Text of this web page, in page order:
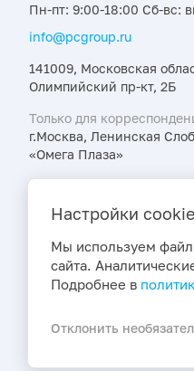
Пн-пт: 9:00-18:00 Сб-вс:
info@pcgroup.ru
141009, Московская
Олимпийский пр-кт, 2Б
Только для
г.Москва, Ленинская
«Омега Плаза»
акциях и новостях
Настройки cookie
Мы используем
сайта.
Подробнее в
Отклонить